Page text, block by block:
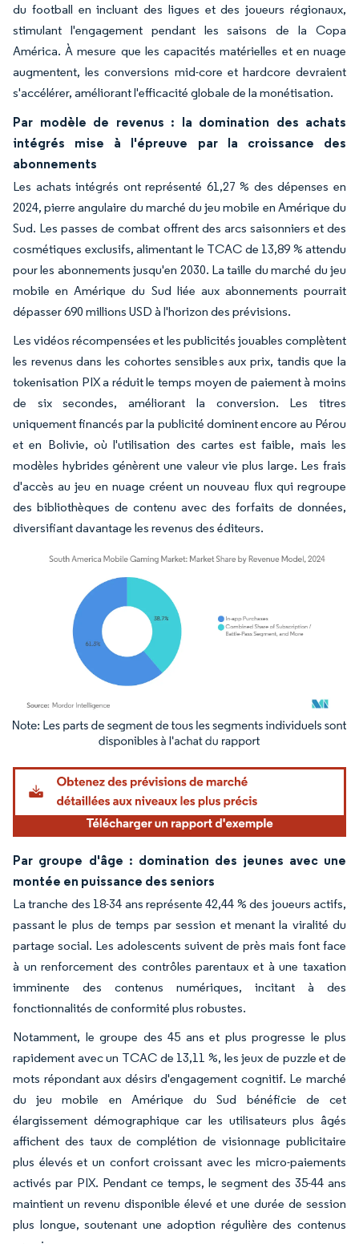
du football en incluant des ligues et des joueurs régionaux,
stimulant l'engagement pendant les saisons de la Copa
América. À mesure que les capacités matérielles et en nuage
augmentent, les conversions mid-core et hardcore devraient
s'accélérer, améliorant l'efficacité globale de la monétisation.
Par modèle de revenus : la domination des achats
intégrés mise à l'épreuve par la croissance des
abonnements
Les achats intégrés ont représenté 61,27 % des dépenses en
2024, pierre angulaire du marché du jeu mobile en Amérique du
Sud. Les passes de combat offrent des arcs saisonniers et des
cosmétiques exclusifs, alimentant le TCAC de 13,89 % attendu
pour les abonnements jusqu'en 2030. La taille du marché du jeu
mobile en Amérique du Sud liée aux abonnements pourrait
dépasser 690 millions USD à l'horizon des prévisions.
Les vidéos récompensées et les publicités jouables complètent
les revenus dans les cohortes sensibles aux prix, tandis que la
tokenisation PIX a réduit le temps moyen de paiement à moins
de six secondes, améliorant la conversion. Les titres
uniquement financés par la publicité dominent encore au Pérou
et en Bolivie, où l'utilisation des cartes est faible, mais les
modèles hybrides génèrent une valeur vie plus large. Les frais
d'accès au jeu en nuage créent un nouveau flux qui regroupe
des bibliothèques de contenu avec des forfaits de données,
diversifiant davantage les revenus des éditeurs.
Image © Mordor Intelligence. La réutilisation nécessite une attribution sous CC BY
Par groupe d'âge : domination des jeunes avec une
montée en puissance des seniors
La tranche des 18-34 ans représente 42,44 % des joueurs actifs,
passant le plus de temps par session et menant la viralité du
partage social. Les adolescents suivent de près mais font face
à un renforcement des contrôles parentaux et à une taxation
imminente des contenus numériques, incitant à des
fonctionnalités de conformité plus robustes.
Notamment, le groupe des 45 ans et plus progresse le plus
rapidement avec un TCAC de 13,11 %, les jeux de puzzle et de
mots répondant aux désirs d'engagement cognitif. Le marché
du jeu mobile en Amérique du Sud bénéficie de cet
élargissement démographique car les utilisateurs plus âgés
affichent des taux de complétion de visionnage publicitaire
plus élevés et un confort croissant avec les micro-paiements
activés par PIX. Pendant ce temps, le segment des 35-44 ans
maintient un revenu disponible élevé et une durée de session
plus longue, soutenant une adoption régulière des contenus